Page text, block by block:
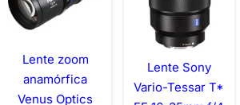
Lente zoom
anamórfica
Venus Optics
Lente Sony
Vario-Tessar T*